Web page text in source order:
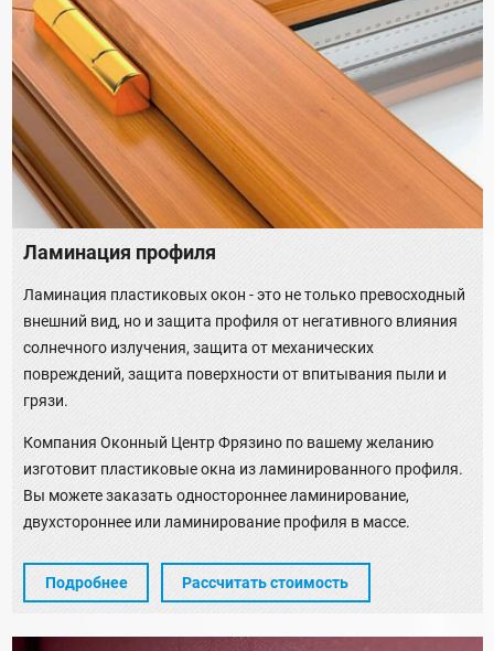
Ламинация профиля
Ламинация пластиковых окон - это не только превосходный
внешний вид, но и защита профиля от негативного влияния
солнечного излучения, защита от механических
повреждений, защита поверхности от впитывания пыли и
грязи.
Компания Оконный Центр Фрязино по вашему желанию
изготовит пластиковые окна из ламинированного профиля.
Вы можете заказать одностороннее ламинирование,
двухстороннее или ламинирование профиля в массе.
Подробнее Рассчитать стоимость